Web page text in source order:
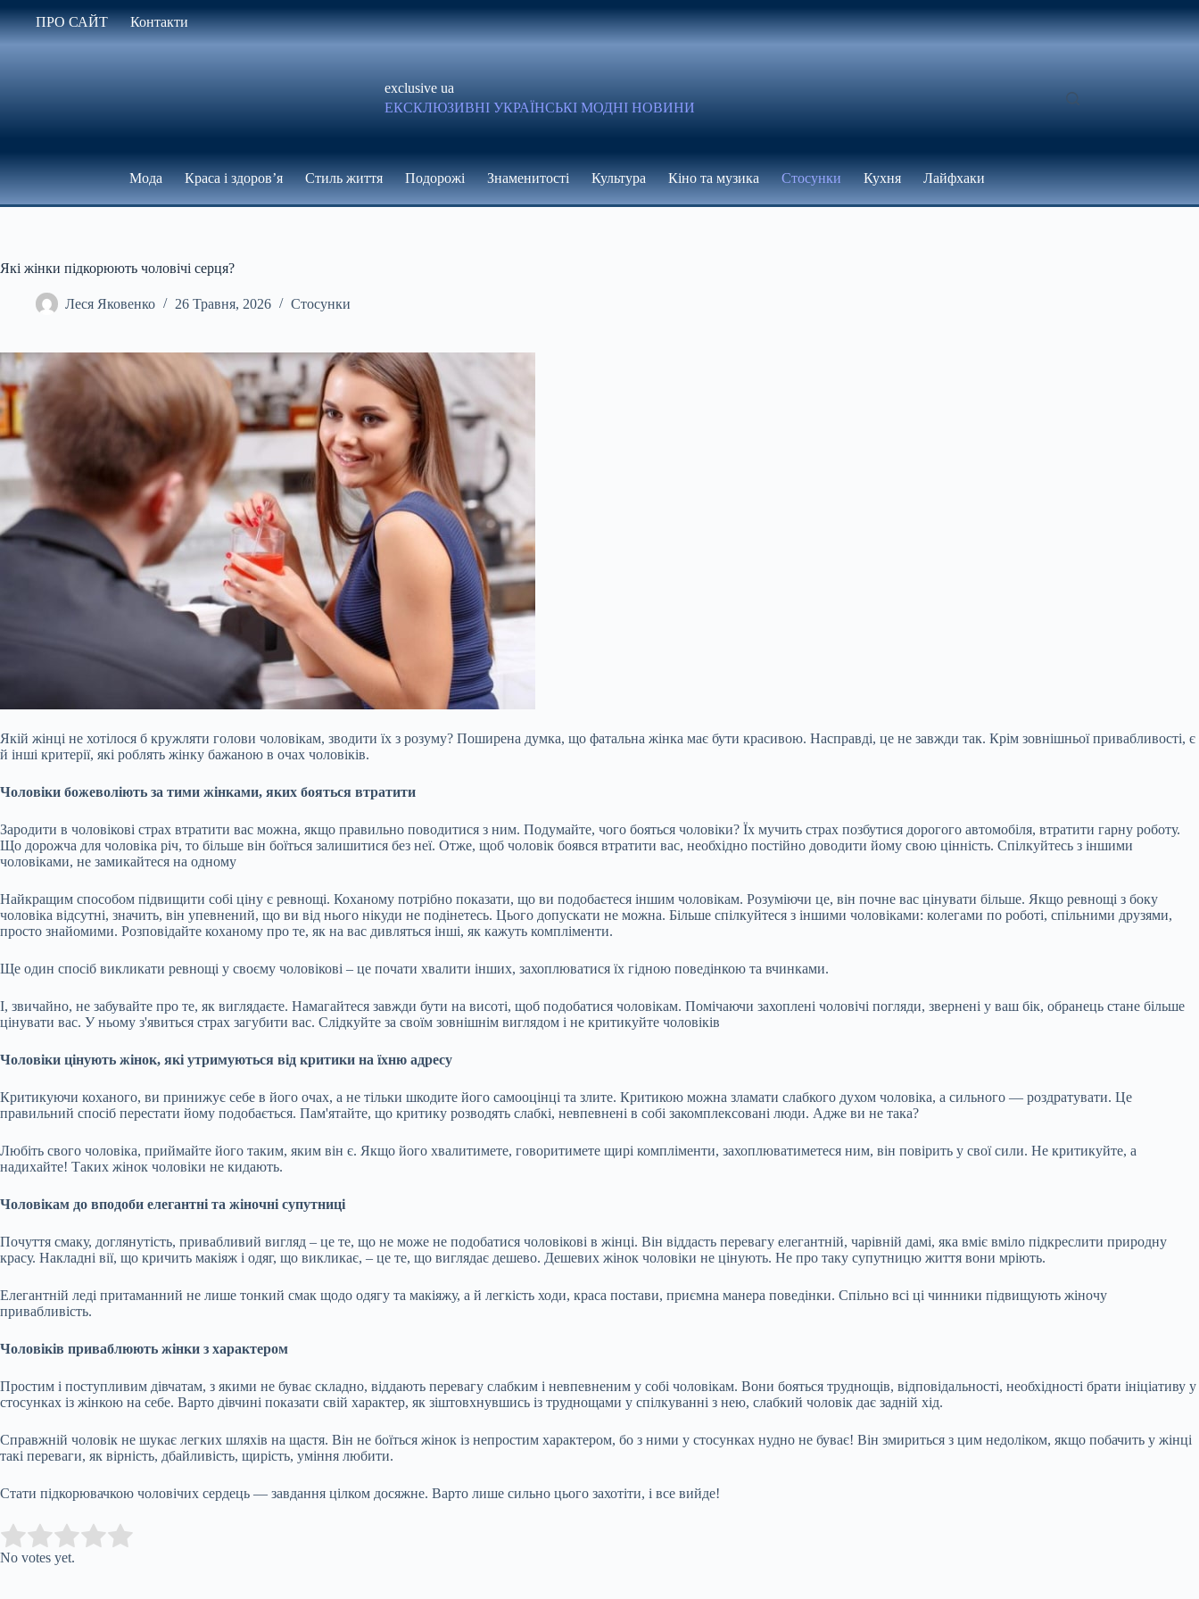
до
вмісту
ПРО САЙТ Контакти
exclusive ua
ЕКСКЛЮЗИВНІ УКРАЇНСЬКІ МОДНІ НОВИНИ
Мода Краса і здоров’я Стиль життя Подорожі Знаменитості Культура Кіно та музика Стосунки Кухня Лайфхаки
Які жінки підкорюють чоловічі серця?
Леся Яковенко 26 Травня, 2026 Стосунки
Якій жінці не хотілося б кружляти голови чоловікам, зводити їх з розуму? Поширена думка, що фатальна жінка має бути красивою. Насправді, це не завжди так. Крім зовнішньої привабливості, є
й інші критерії, які роблять жінку бажаною в очах чоловіків.
Чоловіки божеволіють за тими жінками, яких бояться втратити
Зародити в чоловікові страх втратити вас можна, якщо правильно поводитися з ним. Подумайте, чого бояться чоловіки? Їх мучить страх позбутися дорогого автомобіля, втратити гарну роботу.
Що дорожча для чоловіка річ, то більше він боїться залишитися без неї. Отже, щоб чоловік боявся втратити вас, необхідно постійно доводити йому свою цінність. Спілкуйтесь з іншими
чоловіками, не замикайтеся на одному
Найкращим способом підвищити собі ціну є ревнощі. Коханому потрібно показати, що ви подобаєтеся іншим чоловікам. Розуміючи це, він почне вас цінувати більше. Якщо ревнощі з боку
чоловіка відсутні, значить, він упевнений, що ви від нього нікуди не подінетесь. Цього допускати не можна. Більше спілкуйтеся з іншими чоловіками: колегами по роботі, спільними друзями,
просто знайомими. Розповідайте коханому про те, як на вас дивляться інші, як кажуть компліменти.
Ще один спосіб викликати ревнощі у своєму чоловікові – це почати хвалити інших, захоплюватися їх гідною поведінкою та вчинками.
І, звичайно, не забувайте про те, як виглядаєте. Намагайтеся завжди бути на висоті, щоб подобатися чоловікам. Помічаючи захоплені чоловічі погляди, звернені у ваш бік, обранець стане більше
цінувати вас. У ньому з'явиться страх загубити вас. Слідкуйте за своїм зовнішнім виглядом і не критикуйте чоловіків
Чоловіки цінують жінок, які утримуються від критики на їхню адресу
Критикуючи коханого, ви принижує себе в його очах, а не тільки шкодите його самооцінці та злите. Критикою можна зламати слабкого духом чоловіка, а сильного — роздратувати. Це
правильний спосіб перестати йому подобається. Пам'ятайте, що критику розводять слабкі, невпевнені в собі закомплексовані люди. Адже ви не така?
Любіть свого чоловіка, приймайте його таким, яким він є. Якщо його хвалитимете, говоритимете щирі компліменти, захоплюватиметеся ним, він повірить у свої сили. Не критикуйте, а
надихайте! Таких жінок чоловіки не кидають.
Чоловікам до вподоби елегантні та жіночні супутниці
Почуття смаку, доглянутість, привабливий вигляд – це те, що не може не подобатися чоловікові в жінці. Він віддасть перевагу елегантній, чарівній дамі, яка вміє вміло підкреслити природну
красу. Накладні вії, що кричить макіяж і одяг, що викликає, – це те, що виглядає дешево. Дешевих жінок чоловіки не цінують. Не про таку супутницю життя вони мріють.
Елегантній леді притаманний не лише тонкий смак щодо одягу та макіяжу, а й легкість ходи, краса постави, приємна манера поведінки. Спільно всі ці чинники підвищують жіночу
привабливість.
Чоловіків приваблюють жінки з характером
Простим і поступливим дівчатам, з якими не буває складно, віддають перевагу слабким і невпевненим у собі чоловікам. Вони бояться труднощів, відповідальності, необхідності брати ініціативу у
стосунках із жінкою на себе. Варто дівчині показати свій характер, як зіштовхнувшись із труднощами у спілкуванні з нею, слабкий чоловік дає задній хід.
Справжній чоловік не шукає легких шляхів на щастя. Він не боїться жінок із непростим характером, бо з ними у стосунках нудно не буває! Він змириться з цим недоліком, якщо побачить у жінці
такі переваги, як вірність, дбайливість, щирість, уміння любити.
Стати підкорювачкою чоловічих сердець — завдання цілком досяжне. Варто лише сильно цього захотіти, і все вийде!
Rate this item:
No votes yet.